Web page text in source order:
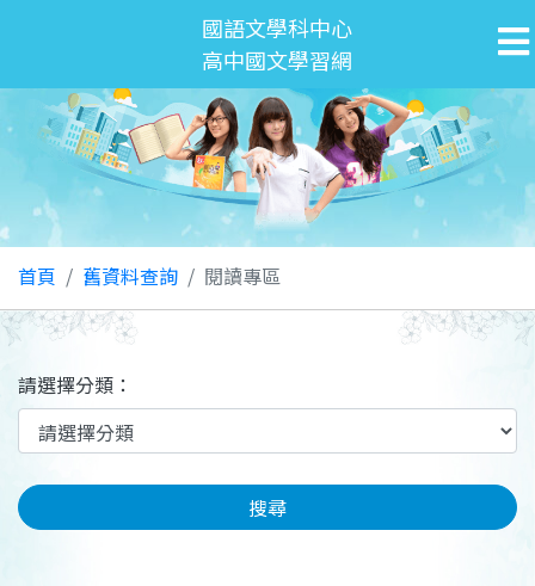
國語文學科中心
高中國文學習網
首頁 舊資料查詢 閱讀專區
請選擇分類：
搜尋